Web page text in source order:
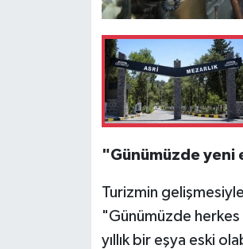
"Günümüzde yeni
Turizmin gelişmesiyle
"Günümüzde
yıllık bir eşya eski